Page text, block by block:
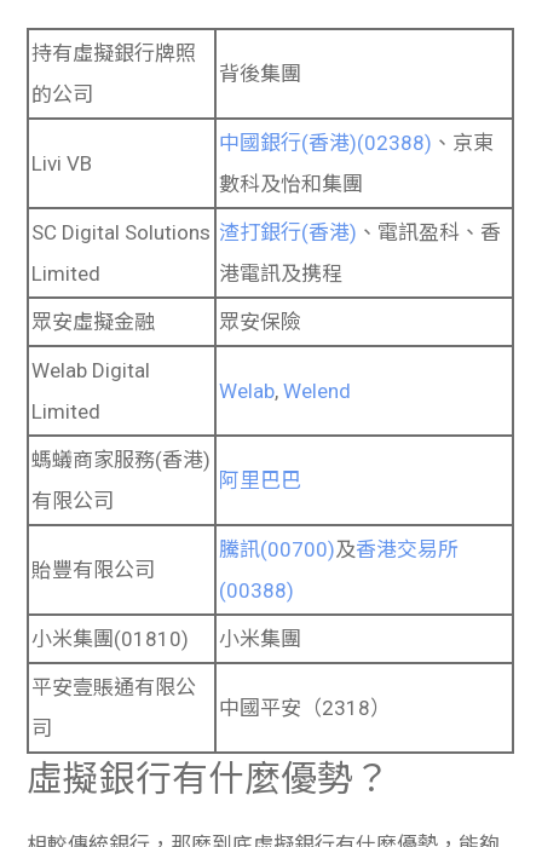
持有虛擬銀行牌照
的公司
背後集團
Livi VB
中國銀行(香港)(02388) 、京東
數科及怡和集團
SC Digital Solutions
Limited
渣打銀行(香港) 、電訊盈科、香
港電訊及携程
眾安虛擬金融
眾安保險
Welab Digital
Limited
Welab,Welend
螞蟻商家服務(香港)
有限公司
阿里巴巴
貽豐有限公司
騰訊(00700)及香港交易所
(00388)
小米集團(01810)
小米集團
平安壹賬通有限公
司
中國平安（2318）
虛擬銀行有什麼優勢？